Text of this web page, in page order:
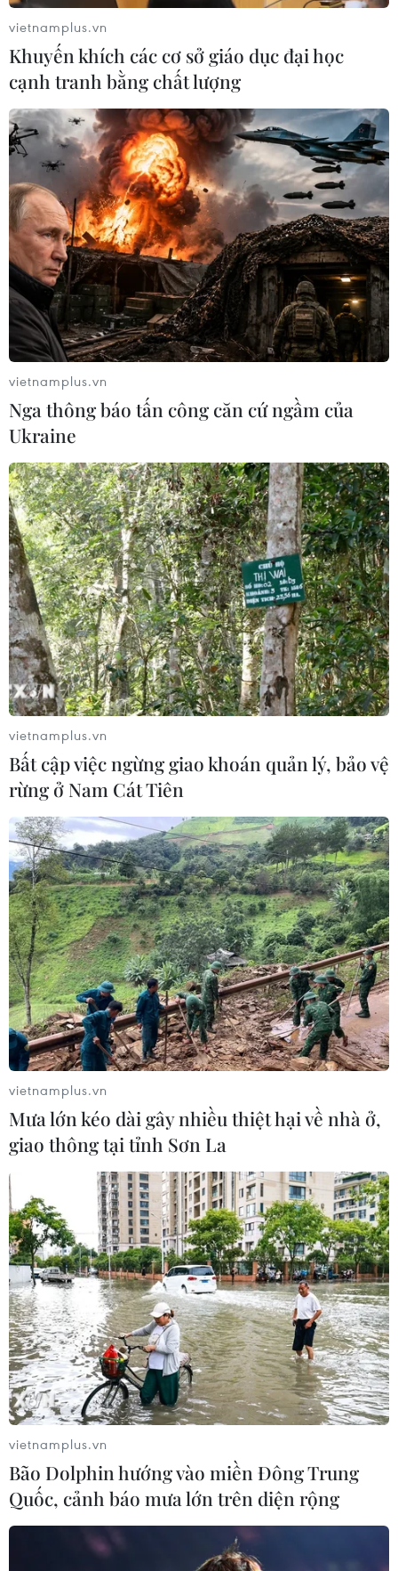
gồm những công cụ và chính sách mới để hạn chế việc
chia sẻ những nội dung gây hại cho trẻ em.
Quản lý mạng xã hội: Khi các 'đại gia' công
nghệ trong tầm ngắm
24/02/2021 08:29
của công nghệ số đòi hỏi các phương pháp tiếp cận
toàn diện, trong đó việc các nước siết chặt quản lý các
công ty công nghệ đang là một xu thế.
Australia thông qua luật buộc các công ty
công nghệ trả phí tin tức
25/02/2021 02:43
Chính phủ Australia khẳng định luật mới sẽ bảo đảm
các hãng truyền thông sẽ được chi trả công bằng cho
nội dung tin tức tạo ra, giúp duy trì mối quan tâm của
dư luận đối với báo chí."
vietnamplus.vn
Khuyến khích các cơ sở giáo dục đại học
cạnh tranh bằng chất lượng
vietnamplus.vn
Nga thông báo tấn công căn cứ ngầm của
Ukraine
vietnamplus.vn
Bất cập việc ngừng giao khoán quản lý, bảo vệ
rừng ở Nam Cát Tiên
vietnamplus.vn
Mưa lớn kéo dài gây nhiều thiệt hại về nhà ở,
giao thông tại tỉnh Sơn La
vietnamplus.vn
Bão Dolphin hướng vào miền Đông Trung
Quốc, cảnh báo mưa lớn trên diện rộng